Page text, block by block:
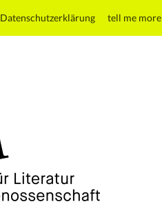
Datenschutzerklärung tell me more